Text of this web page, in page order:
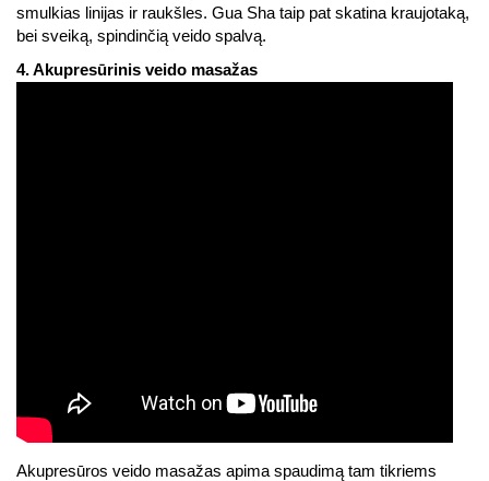
smulkias linijas ir raukšles. Gua Sha taip pat skatina kraujotaką,
bei sveiką, spindinčią veido spalvą.
4. Akupresūrinis veido masažas
Akupresūros veido masažas apima spaudimą tam tikriems